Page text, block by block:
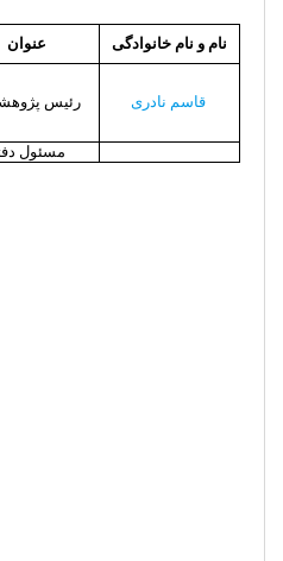
نام و نام خانوادگی عنوان
قاسم نادری رئیس
مسئول